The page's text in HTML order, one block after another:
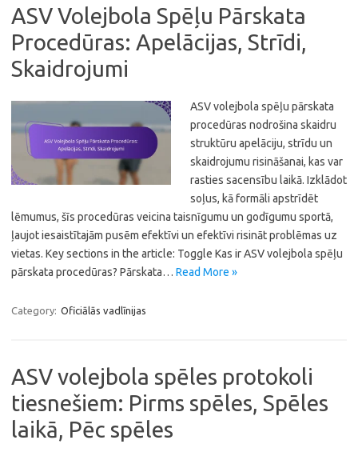
ASV Volejbola Spēļu Pārskata
Procedūras: Apelācijas, Strīdi,
Skaidrojumi
ASV volejbola spēļu pārskata
procedūras nodrošina skaidru
struktūru apelāciju, strīdu un
skaidrojumu risināšanai, kas var
rasties sacensību laikā. Izklādot
soļus, kā formāli apstrīdēt
lēmumus, šīs procedūras veicina taisnīgumu un godīgumu sportā,
ļaujot iesaistītajām pusēm efektīvi un efektīvi risināt problēmas uz
vietas. Key sections in the article: Toggle Kas ir ASV volejbola spēļu
pārskata procedūras? Pārskata… Read More »
Category: Oficiālās vadlīnijas
ASV volejbola spēles protokoli
tiesnešiem: Pirms spēles, Spēles
laikā, Pēc spēles